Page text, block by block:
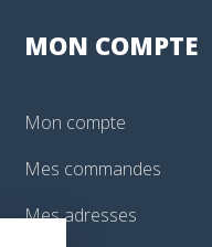
MON COMPTE
Mon compte
Mes commandes
Mes adresses